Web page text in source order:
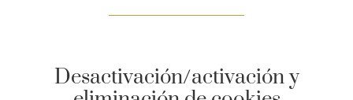
Desactivación/activación y